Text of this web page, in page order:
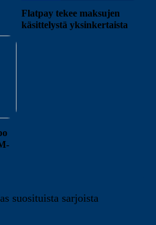
Flatpay tekee maksujen
käsittelystä yksinkertaista
suosituista sarjoista